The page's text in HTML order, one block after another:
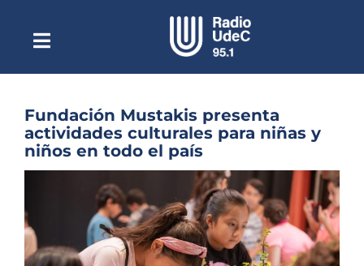
contenidoToggle
NavigationEscuchar Radio UdeC en vivo
Quiénes Somos
Programación
Podcast
Noticias
Reportajes
Fundación Mustakis presenta
actividades culturales para niñas y
niños en todo el país
más
grande